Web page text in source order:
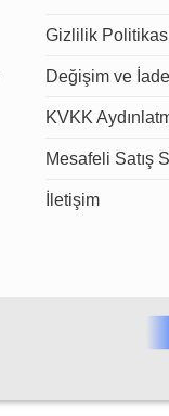
Gizlilik
Değişim ve
KVKK
Mesafeli Satış
İletişim